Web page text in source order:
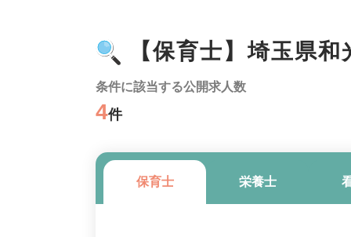
【保育士】埼玉県
条件に該当する公開求人数
4件
保育士 栄養士